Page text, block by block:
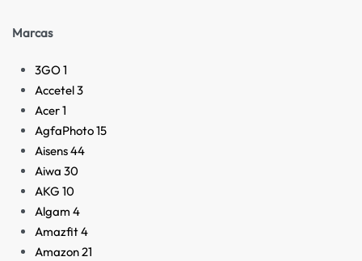
Marcas
3GO1
Accetel3
Acer1
AgfaPhoto15
Aisens44
Aiwa 30
AKG 10
Algam 4
Amazfit4
Amazon21